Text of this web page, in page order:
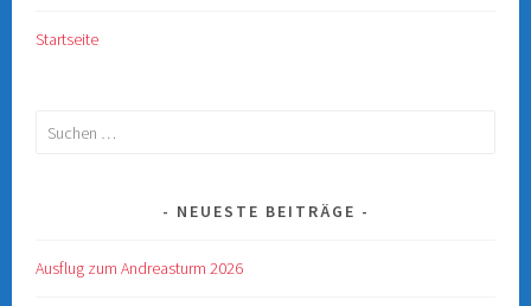
Startseite
Suchen
NEUESTE BEITRÄGE
Ausflug zum Andreasturm 2026